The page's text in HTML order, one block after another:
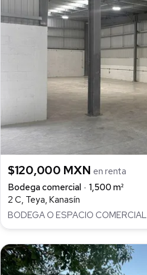
$120,000 MXN en renta
Bodega comercial
1,500 m²
2 C, Teya, Kanasín
BODEGA O ESPACIO COMERCIAL